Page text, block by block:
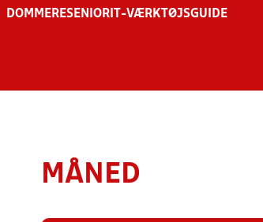
DOMMERESENIOR IT-VÆRKTØJSGUIDE
MÅNED